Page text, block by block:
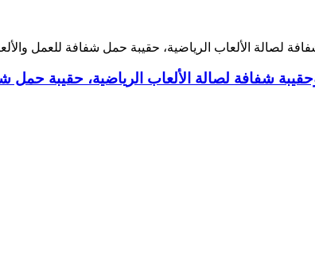
شفافة لصالة الألعاب الرياضية، حقيبة حمل